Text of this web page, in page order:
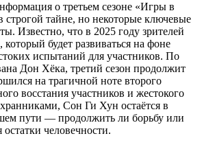
о третьем сезоне «Игры в
строгой тайне, но некоторые ключевые
Известно, что в 2025 году зрителей
будет развиваться на фоне
испытаний для участников. По
Дон Хёка, третий сезон продолжит
на трагичной ноте второго
восстания участников и жестокого
Сон Ги Хун остаётся в
пути — продолжить ли борьбу или
человечности.